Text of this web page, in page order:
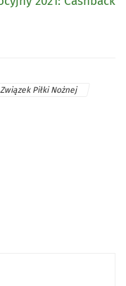
Piłki Nożnej